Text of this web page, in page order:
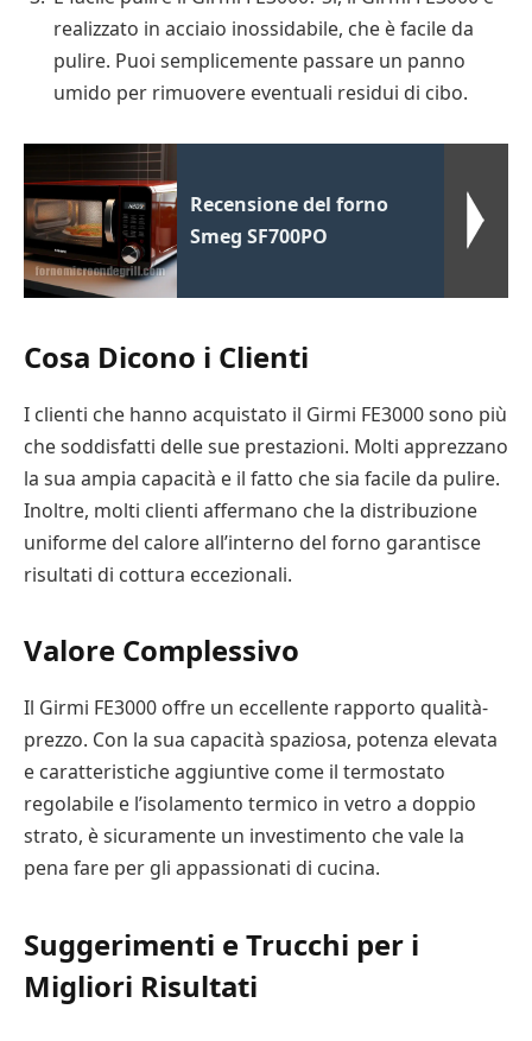
realizzato in acciaio inossidabile, che è facile da
pulire. Puoi semplicemente passare un panno
umido per rimuovere eventuali residui di cibo.
Recensione del forno
Smeg SF700PO
Cosa Dicono i Clienti
I clienti che hanno acquistato il Girmi FE3000 sono più
che soddisfatti delle sue prestazioni. Molti apprezzano
la sua ampia capacità e il fatto che sia facile da pulire.
Inoltre, molti clienti affermano che la distribuzione
uniforme del calore all’interno del forno garantisce
risultati di cottura eccezionali.
Valore Complessivo
Il Girmi FE3000 offre un eccellente rapporto qualità-
prezzo. Con la sua capacità spaziosa, potenza elevata
e caratteristiche aggiuntive come il termostato
regolabile e l’isolamento termico in vetro a doppio
strato, è sicuramente un investimento che vale la
pena fare per gli appassionati di cucina.
Suggerimenti e Trucchi per i
Migliori Risultati